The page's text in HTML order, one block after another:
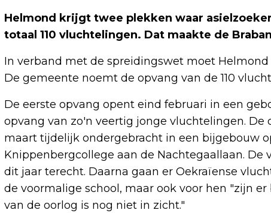
Helmond krijgt twee plekken waar
totaal 110 vluchtelingen. Dat maakte de
In verband met de spreidingswet moet
De gemeente noemt de opvang van de 110
De eerste opvang opent eind februari in een
opvang van zo'n veertig jonge vluchtelingen.
maart tijdelijk ondergebracht in een bijgebouw
Knippenbergcollege aan de Nachtegaallaan.
dit jaar terecht. Daarna gaan er Oekraïense
de voormalige school, maar ook voor hen "zijn
van de oorlog is nog niet in zicht."